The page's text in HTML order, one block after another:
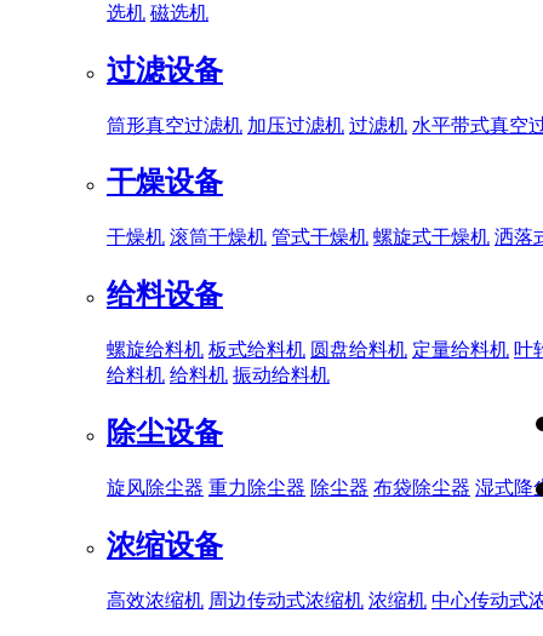
选机 磁选机
过滤设备
筒形真空过滤机 加压过滤机 过滤机 水平带式真空
干燥设备
干燥机 滚筒干燥机 管式干燥机 螺旋式干燥机 洒落
给料设备
螺旋给料机 板式给料机 圆盘给料机 定量给料机 叶
给料机 给料机 振动给料机
除尘设备
旋风除尘器 重力除尘器 除尘器 布袋除尘器 湿式降
浓缩设备
高效浓缩机 周边传动式浓缩机 浓缩机 中心传动式